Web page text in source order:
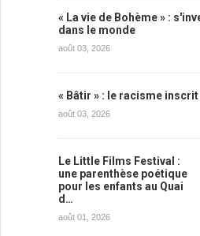
« La vie de Bohème » :
dans le monde
août 03, 2026
« Bâtir » : le racisme
août 03, 2026
Le Little Films Festival :
une parenthèse poétique
pour les enfants au Quai
d…
août 01, 2026